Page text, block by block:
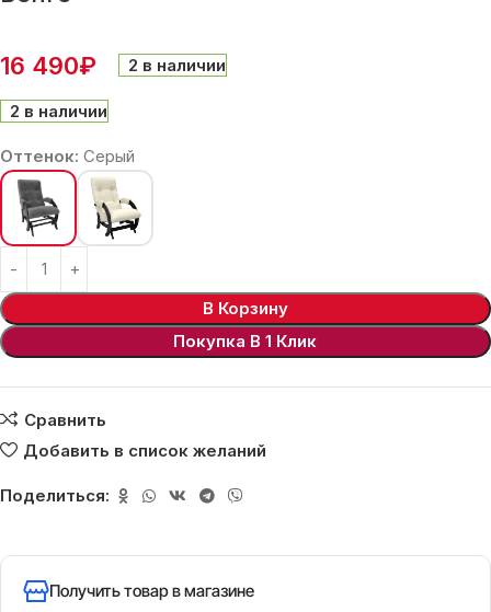
16 490₽ 2 в наличии
2 в наличии
Оттенок: Серый
В Корзину
Покупка В 1 Клик
Сравнить
Добавить в список желаний
Поделиться:
Получить товар в магазине